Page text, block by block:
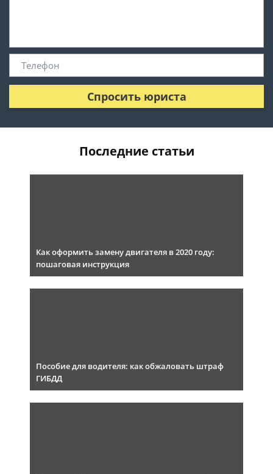
Спросить юриста
Последние статьи
Как оформить замену двигателя в 2020 году:
пошаговая инструкция
Пособие для водителя: как обжаловать штраф
ГИБДД